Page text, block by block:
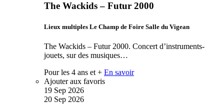
The Wackids – Futur 2000
Lieux multiples Le Champ de Foire Salle du Vigean
The Wackids – Futur 2000. Concert d’instruments-
jouets, sur des musiques…
Pour les 4 ans et + En savoir
Ajouter aux favoris
19 Sep 2026
20 Sep 2026